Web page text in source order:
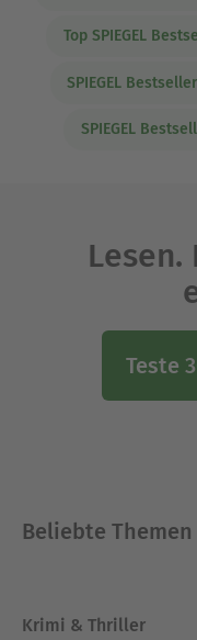
Top SPIEGEL
SPIEGEL
SPIEGEL
Lesen.
Teste
Beliebte Themen
Krimi & Thriller